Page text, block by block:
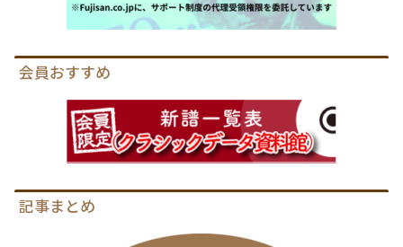
会員おすすめ
記事まとめ